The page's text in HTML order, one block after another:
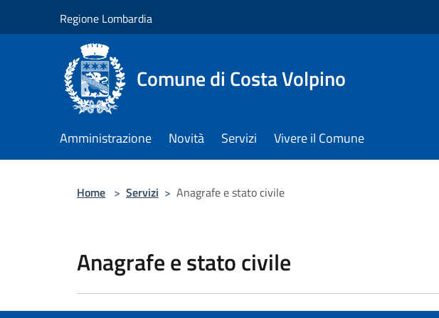
Regione Lombardia
Comune di Costa Volpino
Amministrazione Novità Servizi Vivere il Comune
Home > Servizi > Anagrafe e stato civile
Anagrafe e stato civile